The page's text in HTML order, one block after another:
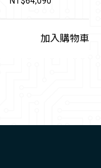
加入購物車